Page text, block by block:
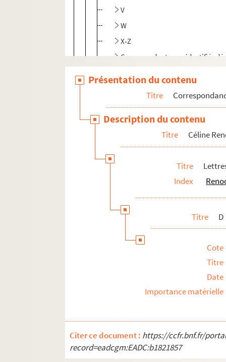
V
W
X-Z
Correspondants non identifiés
8-MS-FS-16-1258. Liste comptable de
Angel Muro
Lettres adressées à Alice Muro
Manuel Muro
Lettres de Léon Renoz
Papiers personnels
Présentation du contenu
Titre
Description du contenu
Titre Céline
Titre
Index
Titre D
Cote
Titre
Date
Importance matérielle
Citer ce document : https://ccfr.bnf.fr/
record=eadcgm:EADC:b1821857